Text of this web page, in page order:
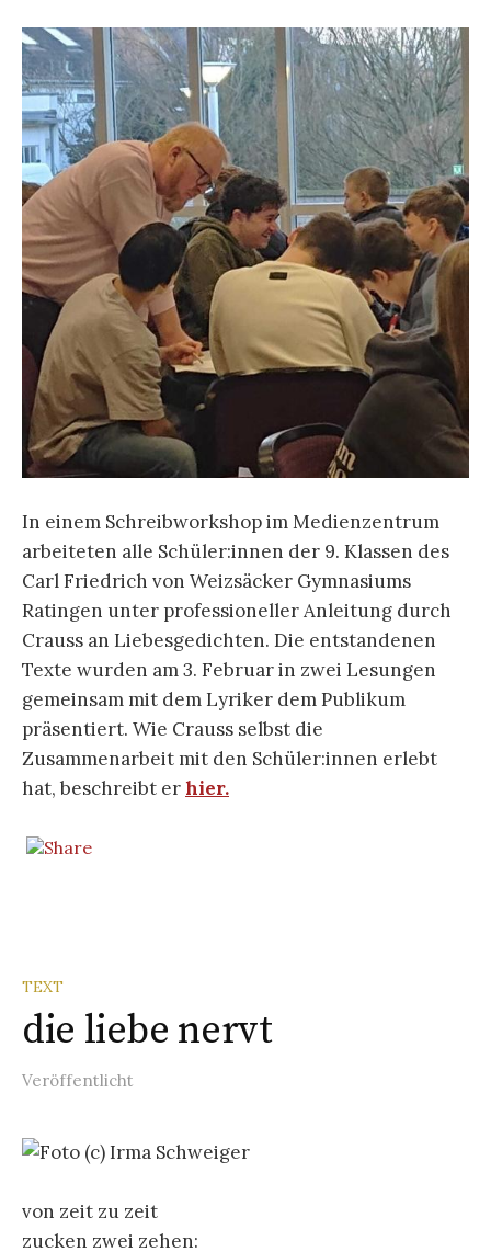
In einem Schreibworkshop im Medienzentrum
arbeiteten alle Schüler:innen der 9. Klassen des
Carl Friedrich von Weizsäcker Gymnasiums
Ratingen unter professioneller Anleitung durch
Crauss an Liebesgedichten. Die entstandenen
Texte wurden am 3. Februar in zwei Lesungen
gemeinsam mit dem Lyriker dem Publikum
präsentiert. Wie Crauss selbst die
Zusammenarbeit mit den Schüler:innen erlebt
hat, beschreibt erhier.
TEXT
die liebe nervt
Veröffentlicht
von zeit zu zeit
zucken zwei zehen: